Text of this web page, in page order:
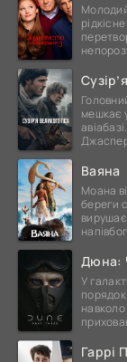
Молодий
мешкає
Ваяна
Моана
береги
Дюна:
У
Гаррі